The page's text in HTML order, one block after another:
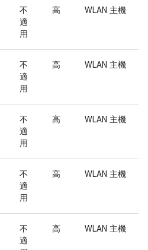
不
適
用
高 WLAN 主機
不
適
用
高 WLAN 主機
不
適
用
高 WLAN 主機
不
適
用
高 WLAN 主機
不
適
高 WLAN 主機